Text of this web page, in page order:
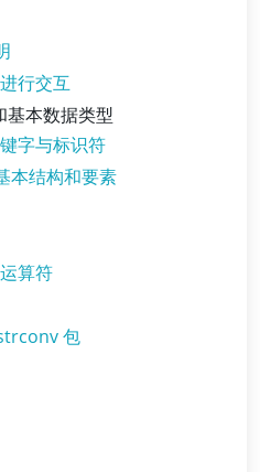
行交互
基本数据类型
字与标识符
本结构和要素
算符
包